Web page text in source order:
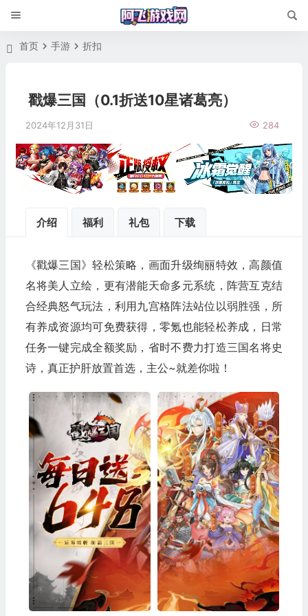
首页 手游 折扣
戳爆三国（0.1折送10星诸葛亮）
2024年12月31日 284
介绍 福利 礼包 下载
《戳爆三国》轻松策略，画面升级绚丽特效，高颜值
名将美人立绘，更有潜能天命多元系统，阵营互克结
合经典怒气玩法，利用九宫格阵法站位以弱胜强，所
有养成资源均可免费获得，零氪也能轻松养成，日常
任务一键完成全额奖励，省时不费力打造三国名将史
诗，真正护肝放置首选，主公~就差你啦！